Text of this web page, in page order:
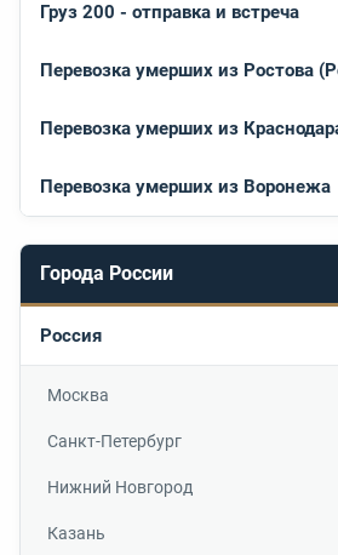
Груз 200 - отправка и встреча
Перевозка умерших из Ростова
Перевозка умерших из
Перевозка умерших из Воронежа
Города России
Россия
Москва
Санкт-Петербург
Нижний Новгород
Казань